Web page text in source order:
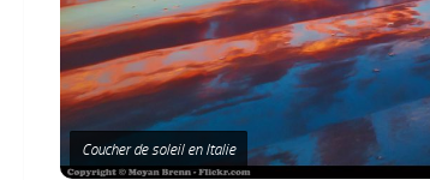
Coucher de soleil en Italie